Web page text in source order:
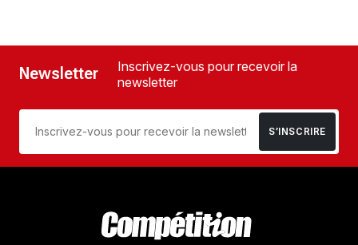
Newsletter
Inscrivez-vous pour recevoir la
newsletter
S’INSCRIRE